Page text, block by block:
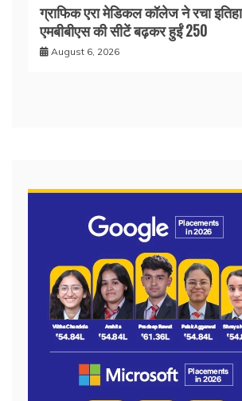
ग्राफिक एरा मेडिकल कॉलेज ने रचा
एमबीबीएस की सीटें बढ़कर हुईं 250
August 6, 2026